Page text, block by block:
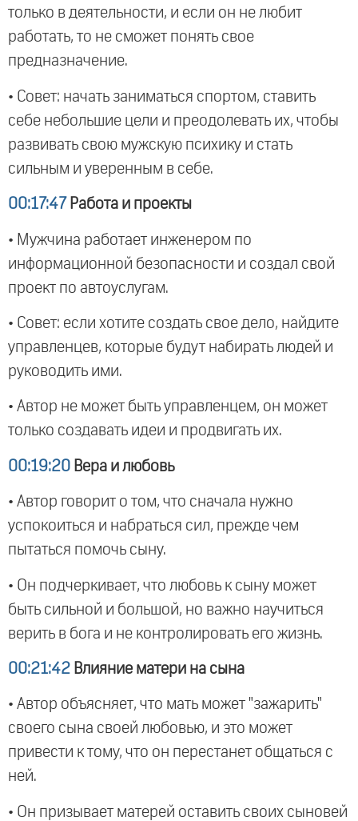
только в деятельности, и если он не любит
работать, то не сможет понять свое
предназначение.
• Совет: начать заниматься спортом, ставить
себе небольшие цели и преодолевать их, чтобы
развивать свою мужскую психику и стать
сильным и уверенным в себе.
00:17:47 Работа и проекты
• Мужчина работает инженером по
информационной безопасности и создал свой
проект по автоуслугам.
• Совет: если хотите создать свое дело, найдите
управленцев, которые будут набирать людей и
руководить ими.
• Автор не может быть управленцем, он может
только создавать идеи и продвигать их.
00:19:20 Вера и любовь
• Автор говорит о том, что сначала нужно
успокоиться и набраться сил, прежде чем
пытаться помочь сыну.
• Он подчеркивает, что любовь к сыну может
быть сильной и большой, но важно научиться
верить в бога и не контролировать его жизнь.
00:21:42 Влияние матери на сына
• Автор объясняет, что мать может "зажарить"
своего сына своей любовью, и это может
привести к тому, что он перестанет общаться с
ней.
• Он призывает матерей оставить своих сыновей